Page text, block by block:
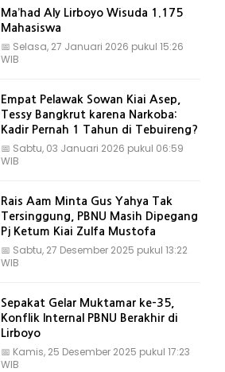
Ma’had Aly Lirboyo Wisuda 1.175
Mahasiswa
📅 Selasa, 27 Januari 2026 pukul 15:26
WIB
Empat Pelawak Sowan Kiai Asep,
Tessy Bangkrut karena Narkoba:
Kadir Pernah 1 Tahun di Tebuireng?
📅 Sabtu, 03 Januari 2026 pukul 06:59
WIB
Rais Aam Minta Gus Yahya Tak
Tersinggung, PBNU Masih Dipegang
Pj Ketum Kiai Zulfa Mustofa
📅 Sabtu, 27 Desember 2025 pukul 13:22
WIB
Sepakat Gelar Muktamar ke-35,
Konflik Internal PBNU Berakhir di
Lirboyo
📅 Kamis, 25 Desember 2025 pukul 17:23
WIB